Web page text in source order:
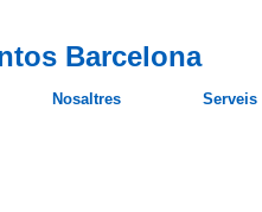
Barcelona
Nosaltres Serveis